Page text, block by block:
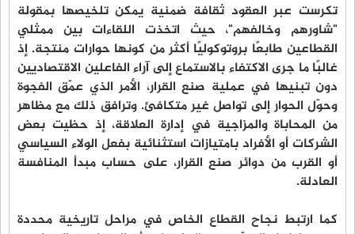
تكرست عبر العقود ثقافة ضمنية يمكن تلخيصها بمقولة
"شاورهم وخالفهم"، حيث اتخذت اللقاءات بين ممثلي
القطاعين طابعًا بروتوكوليًا أكثر من كونها حوارات منتجة. إذ
غالبًا ما جرى الاكتفاء بالاستماع إلى آراء الفاعلين الاقتصاديين
دون تبنيها في عملية صنع القرار، الأمر الذي عمّق الفجوة
وحوّل الحوار إلى تواصل غير متكافئ. وترافق ذلك مع مظاهر
من المحاباة والمزاجية في إدارة العلاقة، إذ حظيت بعض
الشركات أو الأفراد بامتيازات استثنائية بفعل الولاء السياسي
أو القرب من دوائر صنع القرار، على حساب مبدأ المنافسة
العادلة.
كما ارتبط نجاح القطاع الخاص في مراحل تاريخية محددة